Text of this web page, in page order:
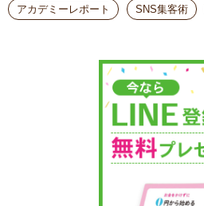
アカデミーレポート SNS集客術